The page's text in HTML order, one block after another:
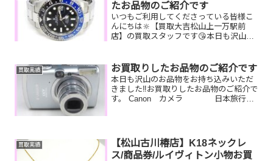
たお品物のご紹介です
いつもご利用してくださっている皆様こ
んにちは🔆【買取大吉松山上一万駅前
店】の買取スタッフです😘本日も沢山の
ROLEX GMTマスターⅡ
iPhone 切手シート...
買取実績 お買取りしたお品物のご紹介です
本日も沢山のお品物をお持ち込みいただ
きました‼️お買取りしたお品物のご紹介で
す。 Canon カメラ 日本旅行ギ
ので是非気軽に...
買取実績
【松山古川椿店】K18ネックレ
ス/商品券/ルイヴィトン小物お買